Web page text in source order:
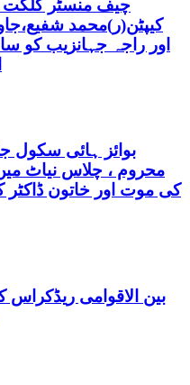
چیف منسٹر گلگت
کیپٹن(ر)محمد
اور راجہ جہانزیب کو
بوائز ہائی سکول
محروم ، چلاس نیاٹ
کی موت اور خاتون ڈاکٹر
بین الاقوامی